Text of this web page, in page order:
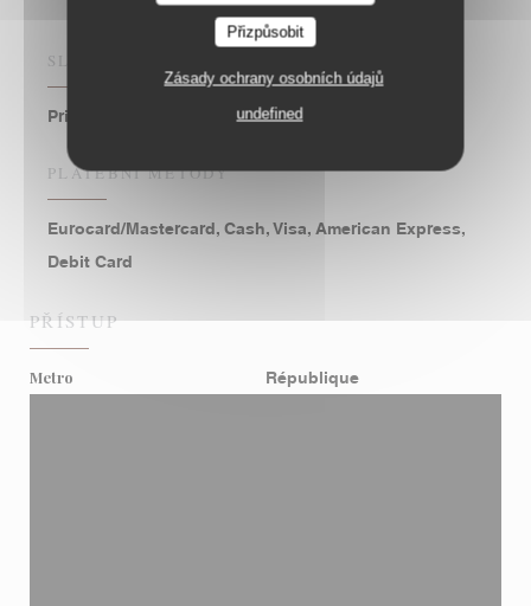
Přizpůsobit
Zásady ochrany osobních údajů
undefined
SLUŽBY
Private Hire
PLATEBNÍ METODY
Eurocard/Mastercard, Cash, Visa, American Express,
Debit Card
PŘÍSTUP
Metro République